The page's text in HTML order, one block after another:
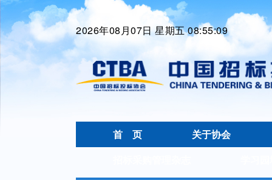
2026年08月07日 星期五 08:55:10
首 页
关于协会